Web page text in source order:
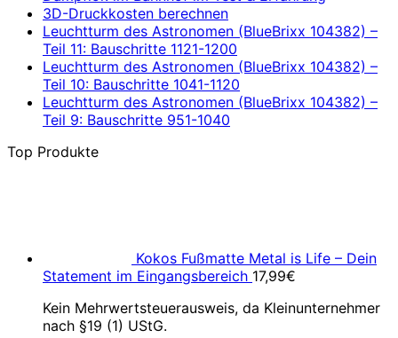
3D-Druckkosten berechnen
Leuchtturm des Astronomen (BlueBrixx 104382) –
Teil 11: Bauschritte 1121-1200
Leuchtturm des Astronomen (BlueBrixx 104382) –
Teil 10: Bauschritte 1041-1120
Leuchtturm des Astronomen (BlueBrixx 104382) –
Teil 9: Bauschritte 951-1040
Top Produkte
Kokos Fußmatte Metal is Life – Dein
Statement im Eingangsbereich 17,99€
Kein Mehrwertsteuerausweis, da Kleinunternehmer
nach §19 (1) UStG.